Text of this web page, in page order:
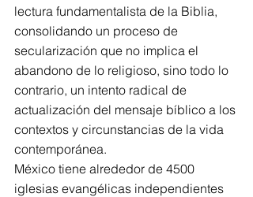
lectura fundamentalista de la Biblia,
consolidando un proceso de
secularización que no implica el
abandono de lo religioso, sino todo lo
contrario, un intento radical de
actualización del mensaje bíblico a los
contextos y circunstancias de la vida
contemporánea.
México tiene alrededor de 4500
iglesias evangélicas independientes